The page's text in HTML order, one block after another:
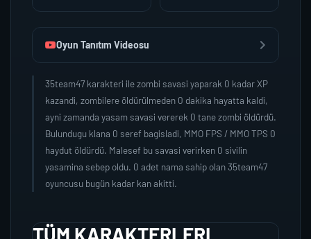
Oyun Tanıtım Videosu
35team47 karakteri ile zombi savasi yaparak 0 kadar XP
kazandi, zombilere öldürülmeden 0 dakika hayatta kaldi,
ayni zamanda yasam savasi vererek 0 tane zombi öldürdü.
Bulundugu klana 0 seref bagisladi, MMO FPS / MMO TPS 0
haydut öldürdü. Malesef bu savasi verirken 0 sivilin
yasamina sebep oldu. 0 adet nama sahip olan 35team47
oyuncusu bugün kadar kan akitti.
TÜM KARAKTERLERI